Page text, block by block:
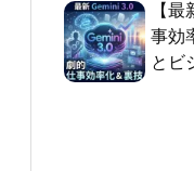
【
事効
とビ